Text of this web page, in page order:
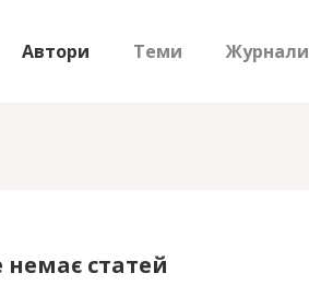
Автори Теми Журнали
статей